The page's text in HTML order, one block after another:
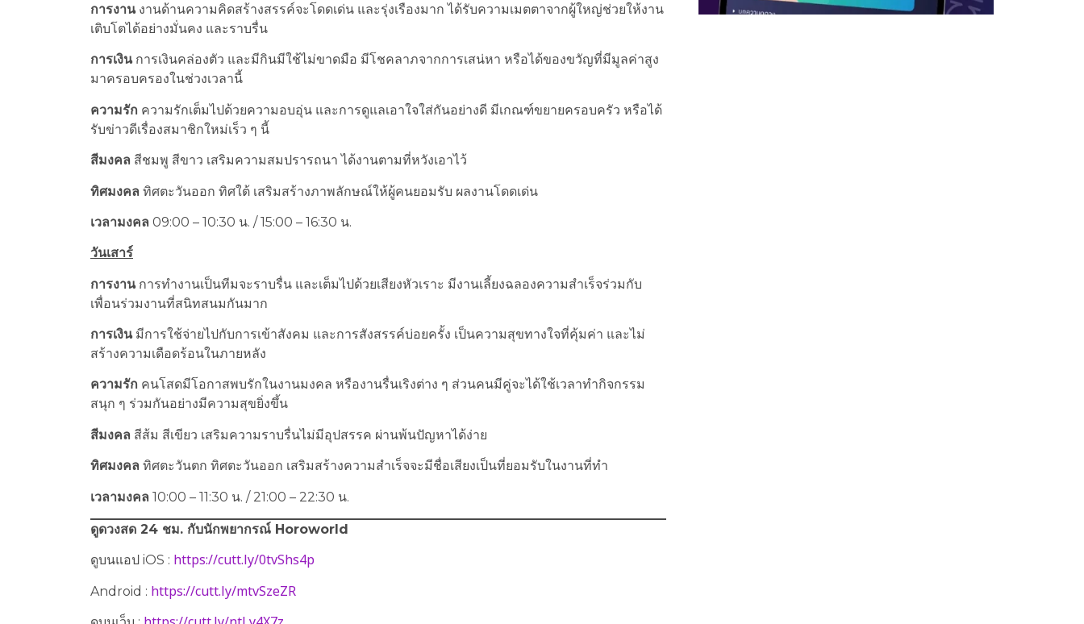
การงานงานด้านความคิดสร้างสรรค์จะโดดเด่น และรุ่งเรืองมาก ได้รับความเมตตาจากผู้ใหญ่ช่วยให้งาน
เติบโตได้อย่างมั่นคง และราบรื่น
การเงินการเงินคล่องตัว และมีกินมีใช้ไม่ขาดมือ มีโชคลาภจากการเสน่หา หรือได้ของขวัญที่มีมูลค่าสูง
มาครอบครองในช่วงเวลานี้
ความรัก ความรักเต็มไปด้วยความอบอุ่น และการดูแลเอาใจใส่กันอย่างดี มีเกณฑ์ขยายครอบครัว หรือได้
รับข่าวดีเรื่องสมาชิกใหม่เร็ว ๆ นี้
สีมงคล สีชมพู สีขาว เสริมความสมปรารถนา ได้งานตามที่หวังเอาไว้
ทิศมงคล ทิศตะวันออก ทิศใต้ เสริมสร้างภาพลักษณ์ให้ผู้คนยอมรับ ผลงานโดดเด่น
เวลามงคล 09:00 – 10:30 น. / 15:00 – 16:30 น.
วันเสาร์
การงานการทำงานเป็นทีมจะราบรื่น และเต็มไปด้วยเสียงหัวเราะ มีงานเลี้ยงฉลองความสำเร็จร่วมกับ
เพื่อนร่วมงานที่สนิทสนมกันมาก
การเงินมีการใช้จ่ายไปกับการเข้าสังคม และการสังสรรค์บ่อยครั้ง เป็นความสุขทางใจที่คุ้มค่า และไม่
สร้างความเดือดร้อนในภายหลัง
ความรัก คนโสดมีโอกาสพบรักในงานมงคล หรืองานรื่นเริงต่าง ๆ ส่วนคนมีคู่จะได้ใช้เวลาทำกิจกรรม
สนุก ๆ ร่วมกันอย่างมีความสุขยิ่งขึ้น
สีมงคล สีส้ม สีเขียว เสริมความราบรื่นไม่มีอุปสรรค ผ่านพ้นปัญหาได้ง่าย
ทิศมงคล ทิศตะวันตก ทิศตะวันออก เสริมสร้างความสำเร็จจะมีชื่อเสียงเป็นที่ยอมรับในงานที่ทำ
เวลามงคล 10:00 – 11:30 น. / 21:00 – 22:30 น.
ดูดวงสด 24 ชม. กับนักพยากรณ์ Horoworld
ดูบนแอป iOS : https://cutt.ly/0tvShs4p
Android : https://cutt.ly/mtvSzeZR